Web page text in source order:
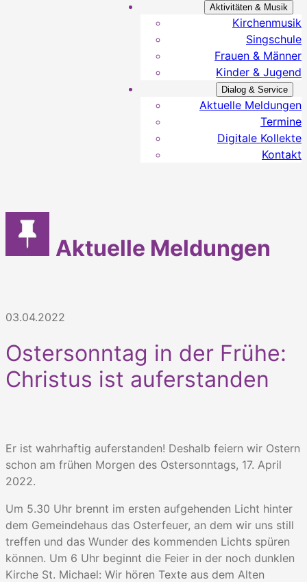
Aktivitäten & Musik
Kirchenmusik
Singschule
Frauen & Männer
Kinder & Jugend
Dialog & Service
Aktuelle Meldungen
Termine
Digitale Kollekte
Kontakt
Aktuelle Meldungen
03.04.2022
Ostersonntag in der Frühe:
Christus ist auferstanden
Er ist wahrhaftig auferstanden! Deshalb feiern wir Ostern
schon am frühen Morgen des Ostersonntags, 17. April
2022.
Um 5.30 Uhr brennt im ersten aufgehenden Licht hinter
dem Gemeindehaus das Osterfeuer, an dem wir uns still
treffen und das Wunder des kommenden Lichts spüren
können. Um 6 Uhr beginnt die Feier in der noch dunklen
Kirche St. Michael: Wir hören Texte aus dem Alten